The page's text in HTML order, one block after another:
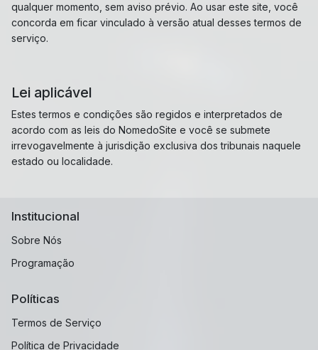
qualquer momento, sem aviso prévio. Ao usar este site, você
concorda em ficar vinculado à versão atual desses termos de
serviço.
Lei aplicável
Estes termos e condições são regidos e interpretados de
acordo com as leis do NomedoSite e você se submete
irrevogavelmente à jurisdição exclusiva dos tribunais naquele
estado ou localidade.
Institucional
Sobre Nós
Programação
Políticas
Termos de Serviço
Política de Privacidade